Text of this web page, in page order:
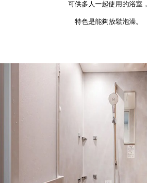
可供多人一起使用的浴室，
特色是能夠放鬆泡澡。